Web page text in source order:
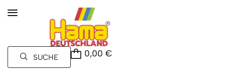
SUCHE 0,00 €